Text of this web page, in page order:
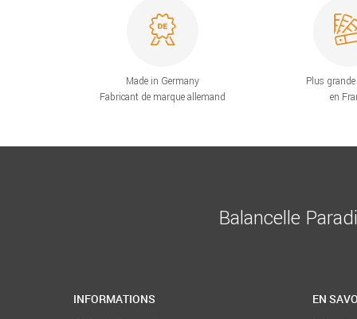
Made in Germany
Fabricant de marque allemand
Plus
en
Balancelle
INFORMATIONS EN